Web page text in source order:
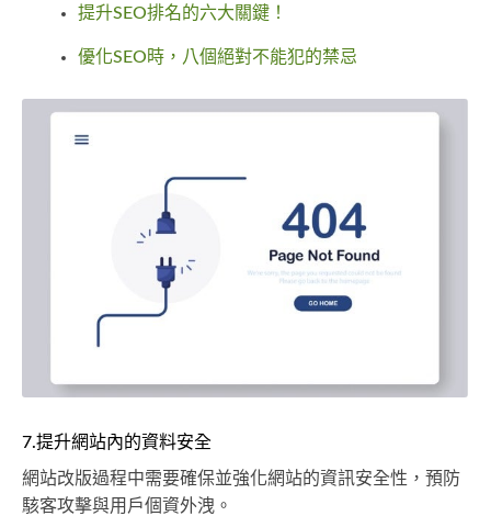
提升SEO排名的六大關鍵！
優化SEO時，八個絕對不能犯的禁忌
7.提升網站內的資料安全
網站改版過程中需要確保並強化網站的資訊安全性，預防
駭客攻擊與用戶個資外洩。